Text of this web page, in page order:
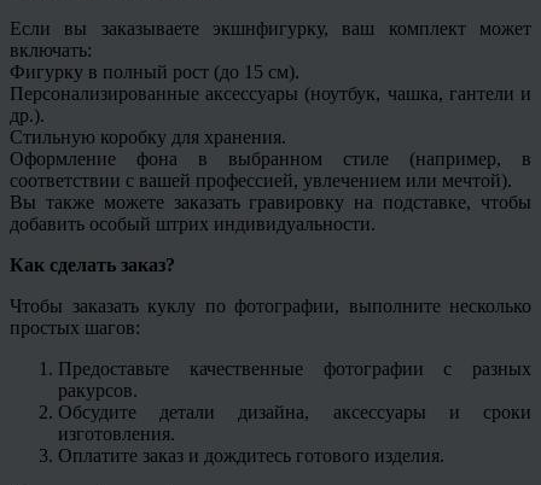
Если вы заказываете экшнфигурку, ваш комплект может
включать:
Фигурку в полный рост (до 15 см).
Персонализированные аксессуары (ноутбук, чашка, гантели и
др.).
Стильную коробку для хранения.
Оформление фона в выбранном стиле (например, в
соответствии с вашей профессией, увлечением или мечтой).
Вы также можете заказать гравировку на подставке, чтобы
добавить особый штрих индивидуальности.
Как сделать заказ?
Чтобы заказать куклу по фотографии, выполните несколько
простых шагов:
Предоставьте качественные фотографии с разных
ракурсов.
Обсудите детали дизайна, аксессуары и сроки
изготовления.
Оплатите заказ и дождитесь готового изделия.